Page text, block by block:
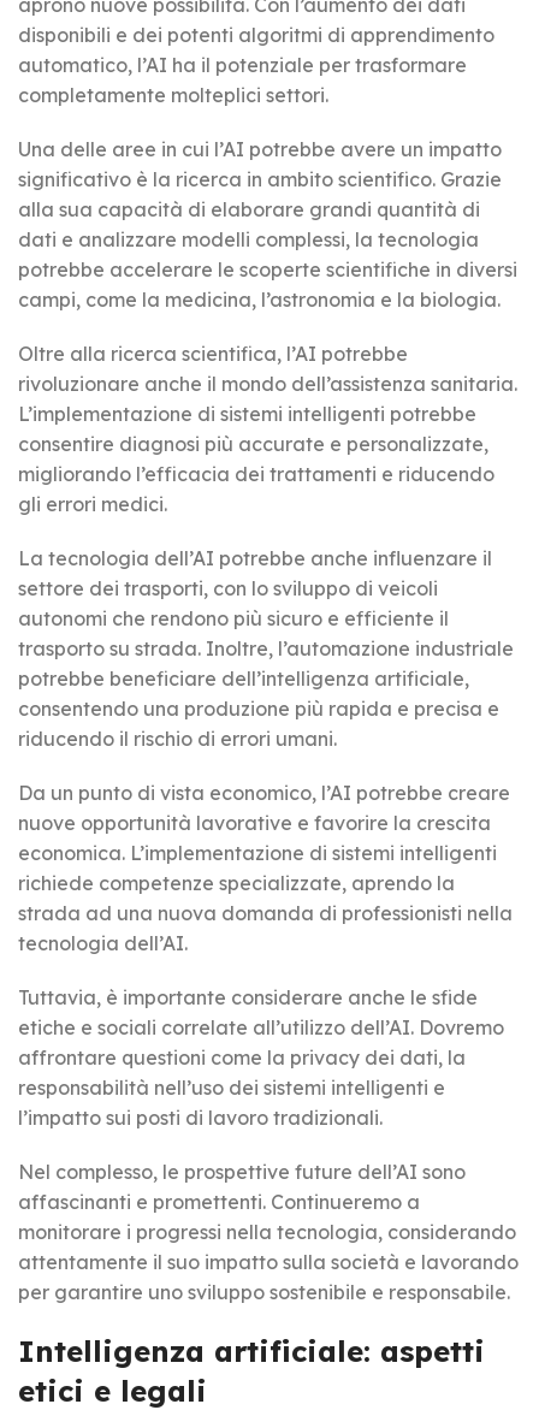
disponibili e dei potenti algoritmi di apprendimento
automatico, l’AI ha il potenziale per trasformare
completamente molteplici settori.
Una delle aree in cui l’AI potrebbe avere un impatto
significativo è la ricerca in ambito scientifico. Grazie
alla sua capacità di elaborare grandi quantità di
dati e analizzare modelli complessi, la tecnologia
potrebbe accelerare le scoperte scientifiche in diversi
campi, come la medicina, l’astronomia e la biologia.
Oltre alla ricerca scientifica, l’AI potrebbe
rivoluzionare anche il mondo dell’assistenza sanitaria.
L’implementazione di sistemi intelligenti potrebbe
consentire diagnosi più accurate e personalizzate,
migliorando l’efficacia dei trattamenti e riducendo
gli errori medici.
La tecnologia dell’AI potrebbe anche influenzare il
settore dei trasporti, con lo sviluppo di veicoli
autonomi che rendono più sicuro e efficiente il
trasporto su strada. Inoltre, l’automazione industriale
potrebbe beneficiare dell’intelligenza artificiale,
consentendo una produzione più rapida e precisa e
riducendo il rischio di errori umani.
Da un punto di vista economico, l’AI potrebbe creare
nuove opportunità lavorative e favorire la crescita
economica. L’implementazione di sistemi intelligenti
richiede competenze specializzate, aprendo la
strada ad una nuova domanda di professionisti nella
tecnologia dell’AI.
Tuttavia, è importante considerare anche le sfide
etiche e sociali correlate all’utilizzo dell’AI. Dovremo
affrontare questioni come la privacy dei dati, la
responsabilità nell’uso dei sistemi intelligenti e
l’impatto sui posti di lavoro tradizionali.
Nel complesso, le prospettive future dell’AI sono
affascinanti e promettenti. Continueremo a
monitorare i progressi nella tecnologia, considerando
attentamente il suo impatto sulla società e lavorando
per garantire uno sviluppo sostenibile e responsabile.
Intelligenza artificiale: aspetti
etici e legali